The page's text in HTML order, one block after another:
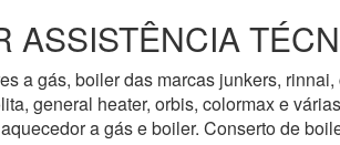
ASSISTÊNCIA
a gás, boiler das marcas junkers,
general heater, orbis, colormax e
a gás e boiler. Conserto de